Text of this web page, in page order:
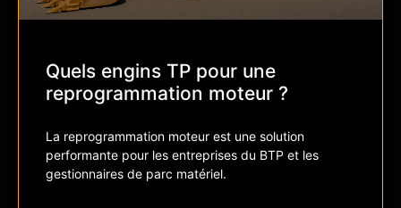
Quels engins TP pour une
reprogrammation moteur ?
La reprogrammation moteur est une solution
performante pour les entreprises du BTP et les
gestionnaires de parc matériel.